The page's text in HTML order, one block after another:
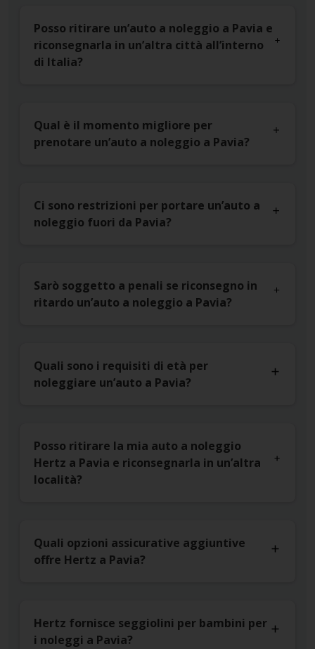
Posso ritirare un’auto a noleggio a Pavia e
riconsegnarla in un’altra città all’interno
di Italia?
Qual è il momento migliore per
prenotare un’auto a noleggio a Pavia?
Ci sono restrizioni per portare un’auto a
noleggio fuori da Pavia?
Sarò soggetto a penali se riconsegno in
ritardo un’auto a noleggio a Pavia?
Quali sono i requisiti di età per
noleggiare un’auto a Pavia?
Posso ritirare la mia auto a noleggio
Hertz a Pavia e riconsegnarla in un’altra
località?
Quali opzioni assicurative aggiuntive
offre Hertz a Pavia?
Hertz fornisce seggiolini per bambini per
i noleggi a Pavia?